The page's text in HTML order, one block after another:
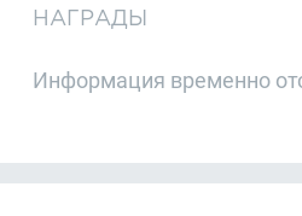
НАГРАДЫ
Информация временно